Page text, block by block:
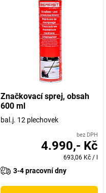
Značkovací sprej, obsah
600 ml
bal.j. 12 plechovek
bez DPH
4.990,- Kč
693,06 Kč /
3-4 pracovní dny